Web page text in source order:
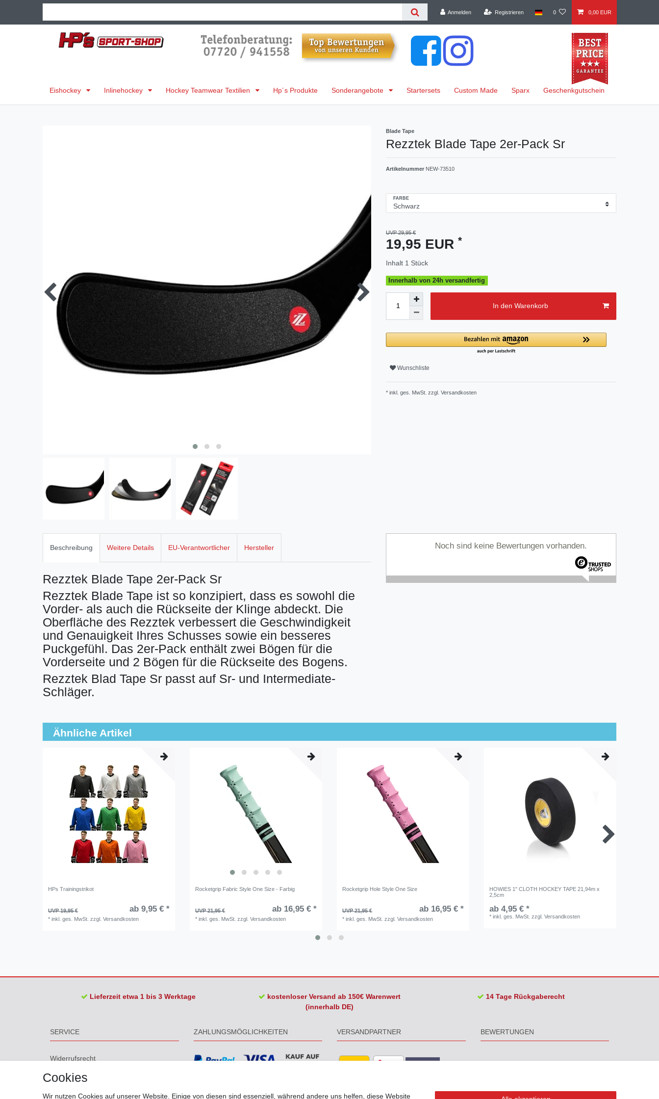
Anmelden Registrieren 0 0,00 EUR
Eishockey Inlinehockey Hockey Teamwear Textilien Hp´s Produkte Sonderangebote Startersets Custom Made Sparx Geschenkgutschein
Blade Tape
Rezztek Blade Tape 2er-Pack Sr
Artikelnummer NEW-73510
FARBE
UVP 29,95 €
19,95 EUR *
Inhalt 1 Stück
Innerhalb von 24h versandfertig
In den Warenkorb
Wunschliste
* inkl. ges. MwSt. zzgl. Versandkosten
Beschreibung Weitere Details EU-Verantwortlicher Hersteller
Rezztek Blade Tape 2er-Pack Sr
Rezztek Blade Tape ist so konzipiert, dass es sowohl die
Vorder- als auch die Rückseite der Klinge abdeckt. Die
Oberfläche des Rezztek verbessert die Geschwindigkeit
und Genauigkeit Ihres Schusses sowie ein besseres
Puckgefühl. Das 2er-Pack enthält zwei Bögen für die
Vorderseite und 2 Bögen für die Rückseite des Bogens.
Rezztek Blad Tape Sr passt auf Sr- und Intermediate-
Schläger.
Noch sind keine Bewertungen vorhanden.
Ähnliche Artikel
HPs Trainingstrikot
UVP 19,95 € ab 9,95 € *
*inkl. ges. MwSt. zzgl.Versandkosten
Rocketgrip Fabric Style One Size - Farbig
UVP 21,95 € ab 16,95 € *
*inkl. ges. MwSt. zzgl.Versandkosten
Rocketgrip Hole Style One Size
UVP 21,95 € ab 16,95 € *
*inkl. ges. MwSt. zzgl.Versandkosten
HOWIES 1" CLOTH HOCKEY TAPE 21,94m x
2,5cm
ab 4,95 € *
*inkl. ges. MwSt. zzgl.Versandkosten
Lieferzeit etwa 1 bis 3 Werktage
kostenloser Versand ab 150€ Warenwert
(innerhalb DE)
14 Tage Rückgaberecht
SERVICE
Widerrufs­recht
Impressum
ZAHLUNGSMÖGLICHKEITEN VERSANDPARTNER BEWERTUNGEN
Cookies
Wir nutzen Cookies auf unserer Website. Einige von diesen sind essenziell, während andere uns helfen, diese Website